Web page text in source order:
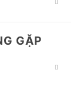
GẶP